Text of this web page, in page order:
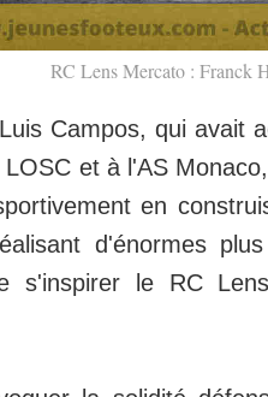
RC Lens Mercato : Franck
Campos, qui avait
et à l'AS
en
d'énormes
s'inspirer le RC